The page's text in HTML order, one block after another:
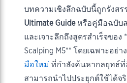
บทความเชิงลึกฉบับนี้ถูกรังสร
Ultimate Guideหรือคู่มือฉบับ
และเจาะลึกถึงสูตรสำเร็จของ
Scalping M5** โดยเฉพาะอย่า
มือใหม่ ที่กำลังค้นหากลยุทธ์
สามารถนำไปประยุกต์ใช้ได้จ